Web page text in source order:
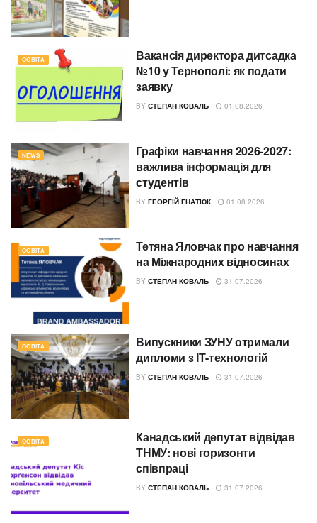
ОСВІТА
Вакансія директора дитсадка
№10 у Тернополі: як подати
заявку
BY СТЕПАН КОВАЛЬ 01.08.2026
NEWS
Графіки навчання 2026-2027:
важлива інформація для
студентів
BY ГЕОРГІЙ ГНАТЮК 01.08.2026
ОСВІТА
Тетяна Яловчак про навчання
на Міжнародних відносинах
BY СТЕПАН КОВАЛЬ 31.07.2026
ОСВІТА
Випускники ЗУНУ отримали
дипломи з ІТ-технологій
BY СТЕПАН КОВАЛЬ 31.07.2026
ОСВІТА
Канадський депутат відвідав
ТНМУ: нові горизонти
співпраці
BY СТЕПАН КОВАЛЬ 31.07.2026